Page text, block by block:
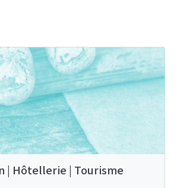
| Hôtellerie | Tourisme